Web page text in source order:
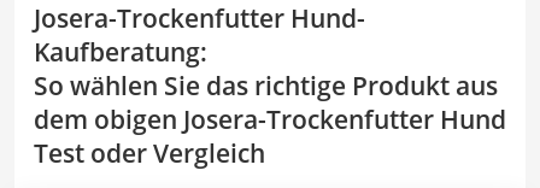
Josera-Trockenfutter Hund-
Kaufberatung:
So wählen Sie das richtige Produkt aus
dem obigen Josera-Trockenfutter Hund
Test oder Vergleich